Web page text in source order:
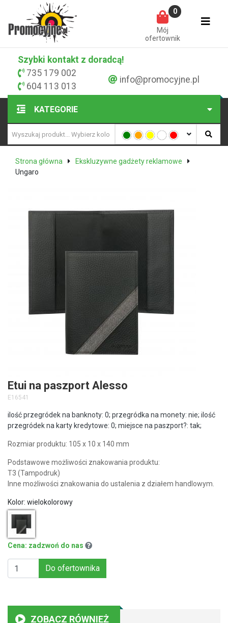
Mój
ofertownik
0
Szybki kontakt z doradcą!
604 113 013
735 179 002
info@promocyjne.pl
KATEGORIE
Strona główna
Ekskluzywne gadżety reklamowe
Ungaro
Etui na paszport Alesso
E16541
ilość przegródek na banknoty: 0; przegródka na monety: nie; ilość
przegródek na karty kredytowe: 0; miejsce na paszport?: tak;
Rozmiar produktu: 105 x 10 x 140 mm
Podstawowe możliwości znakowania produktu:
T3 (Tampodruk)
Inne możliwości znakowania do ustalenia z działem handlowym.
Kolor: wielokolorowy
Cena: zadzwoń do nas
Do ofertownika
ZOBACZ RÓWNIEŻ